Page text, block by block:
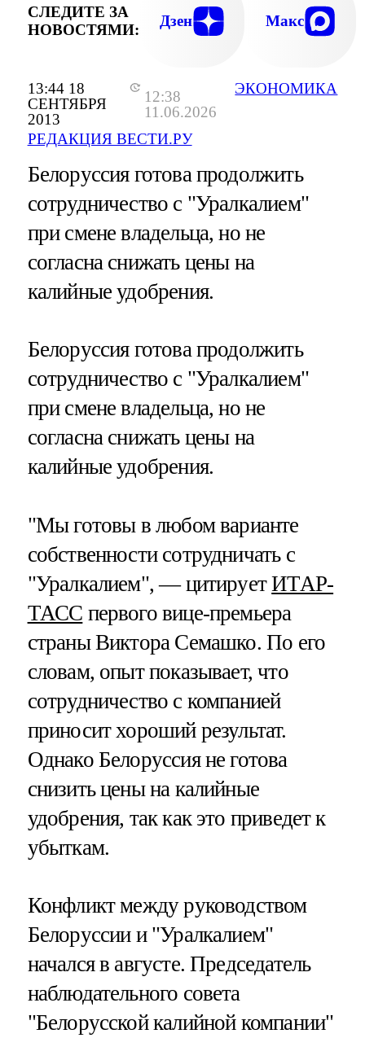
13:44 18
СЕНТЯБРЯ
2013
12:38
11.06.2026
РЕДАКЦИЯ ВЕСТИ.РУ
ЭКОНОМИКА
СЛЕДИТЕ ЗА
НОВОСТЯМИ:
Дзен Макс
Белоруссия готова продолжить
сотрудничество с "Уралкалием"
при смене владельца, но не
согласна снижать цены на
калийные удобрения.
Белоруссия готова продолжить
сотрудничество с "Уралкалием"
при смене владельца, но не
согласна снижать цены на
калийные удобрения.
"Мы готовы в любом варианте
собственности сотрудничать с
"Уралкалием", — цитируетИТАР-
ТАСС первого вице-премьера
страны Виктора Семашко. По его
словам, опыт показывает, что
сотрудничество с компанией
приносит хороший результат.
Однако Белоруссия не готова
снизить цены на калийные
удобрения, так как это приведет к
убыткам.
Конфликт между руководством
Белоруссии и "Уралкалием"
начался в августе. Председатель
наблюдательного совета
"Белорусской калийной компании"